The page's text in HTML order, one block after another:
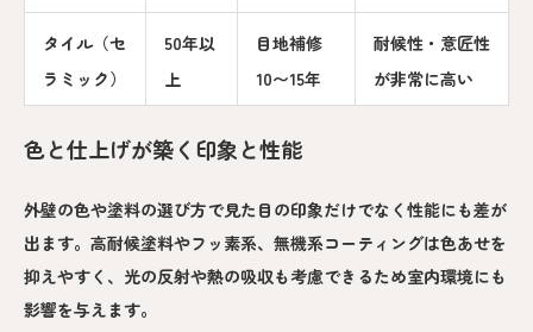
タイル（セ
ラミック）
50年以
上
目地補修
10〜15年
耐候性・意匠性
が非常に高い
色と仕上げが築く印象と性能
外壁の色や塗料の選び方で見た目の印象だけでなく性能にも差が
出ます。高耐候塗料やフッ素系、無機系コーティングは色あせを
抑えやすく、光の反射や熱の吸収も考慮できるため室内環境にも
影響を与えます。